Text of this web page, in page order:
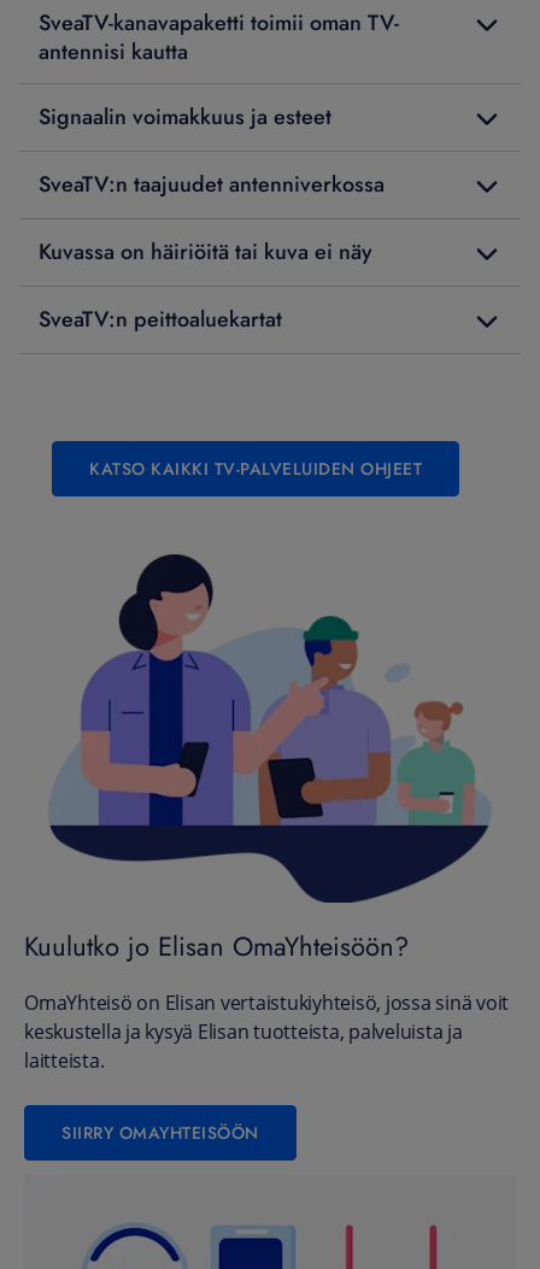
SveaTV-kanavapaketti toimii oman TV-
antennisi kautta
Signaalin voimakkuus ja esteet
SveaTV:n taajuudet antenniverkossa
Kuvassa on häiriöitä tai kuva ei näy
SveaTV:n peittoaluekartat
KATSO KAIKKI TV-PALVELUIDEN OHJEET
Kuulutko jo Elisan OmaYhteisöön?
OmaYhteisö on Elisan vertaistukiyhteisö, jossa sinä voit
keskustella ja kysyä Elisan tuotteista, palveluista ja
laitteista.
SIIRRY OMAYHTEISÖÖN